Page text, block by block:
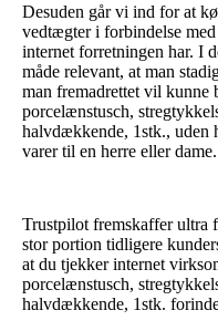
Desuden går vi ind for at
vedtægter i forbindelse
internet forretningen har. I
måde relevant, at man
man fremadrettet vil kunne
porcelænstusch,
halvdækkende, 1stk., uden
varer til en herre eller dame.
Trustpilot fremskaffer ultra
stor portion tidligere
at du tjekker internet
porcelænstusch,
halvdækkende, 1stk.